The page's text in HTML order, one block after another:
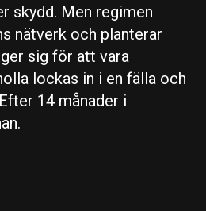
skydd. Men regimen
nätverk och planterar
sig för att vara
lockas in i en fälla och
14 månader i